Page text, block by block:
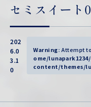
セミスイート
202
6.0
3.1
0
Warning: Attempt
ome/
content/themes/